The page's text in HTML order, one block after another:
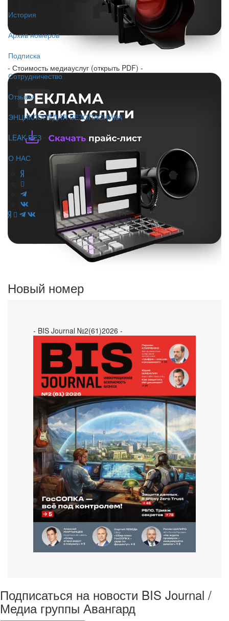
История
Архив номеров
Подписка
Сотрудничество
Отзывы
ЭНЦИКЛОПЕДИЯ БЕЗОПАСНИКА
LEAK-БЕЗ
О НАС
- Стоимость медиауслуг (открыть PDF) -
Новый номер
- BIS Journal №2(61)2026 -
Подписаться на новости BIS Journal /
Медиа группы Авангард